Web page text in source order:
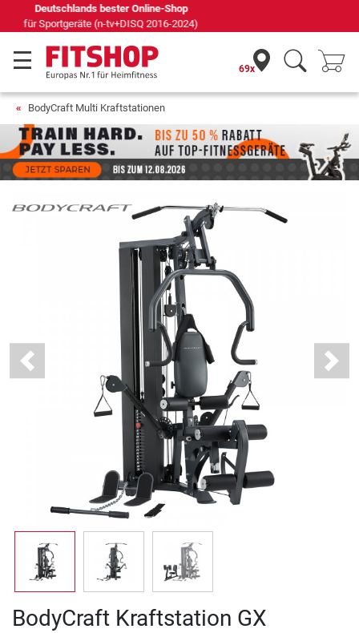
Seit 42 Jahren Ihr Experte für Heimfitness
69x
BodyCraft Multi Kraftstationen
Previous Next
BodyCraft Kraftstation GX